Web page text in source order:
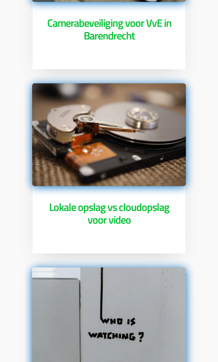
Camerabeveiliging voor VvE in
Barendrecht
Lokale opslag vs cloudopslag
voor video